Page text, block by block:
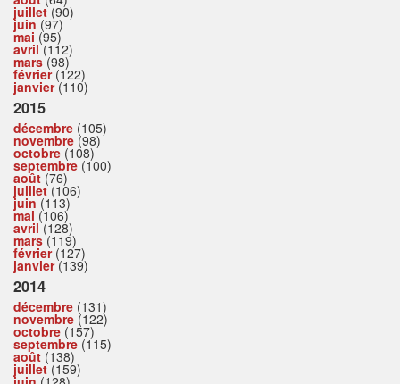
juillet(90)
juin (97)
mai (95)
avril(112)
mars(98)
février(122)
janvier(110)
2015
décembre (105)
novembre (98)
octobre (108)
septembre (100)
août (76)
juillet(106)
juin (113)
mai (106)
avril(128)
mars(119)
février(127)
janvier(139)
2014
décembre (131)
novembre (122)
octobre (157)
septembre (115)
août (138)
juillet(159)